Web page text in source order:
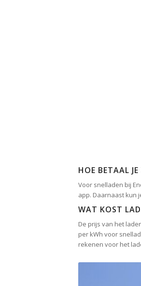
HOE BETAAL
Voor snelladen bij
app. Daarnaast kun
WAT KOST
De prijs van het
per kWh voor
rekenen voor het